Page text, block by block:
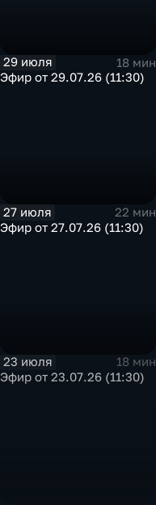
29 июля
18 мин
Эфир от 29.07.26 (11:30)
27 июля
22 мин
Эфир от 27.07.26 (11:30)
23 июля
18 мин
Эфир от 23.07.26 (11:30)